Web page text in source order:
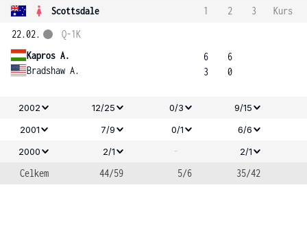
Scottsdale 1 2 3
Kurs
22.02.
Kapros A.
Bradshaw A.
Q-1K
6
3
6
0
2002 12/25 0/3 9/15
2001
7/9 0/1
6/6
2000
2/1 - 2/1
Celkem 44/59 5/6 35/42